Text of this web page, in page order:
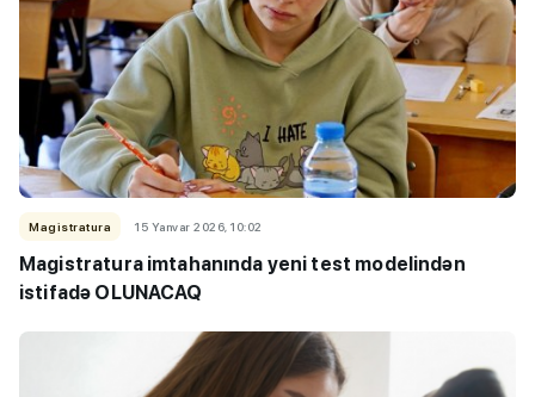
Magistratura 15 Yanvar 2026, 10:02
Magistratura imtahanında yeni test modelindən
istifadə OLUNACAQ